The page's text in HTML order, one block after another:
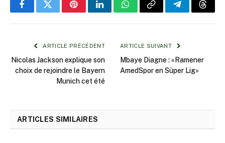
FacebookTwitterPinterestLinkedInWhatsApp
Copy
Telegram
ARTICLE PRÉCÉDENT
Nicolas Jackson explique son
choix de rejoindre le Bayern
Munich cet été
ARTICLE SUIVANT
Mbaye Diagne : «Ramener
AmedSpor en Süper Lig»
ARTICLES SIMILAIRES